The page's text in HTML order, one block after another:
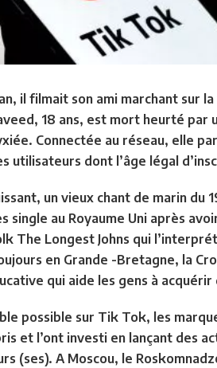
il filmait son ami marchant sur
18 ans, est mort heurté par
Connectée au réseau, elle
utilisateurs dont l’âge légal
un vieux chant de marin du
single au Royaume Uni après
The Longest Johns qui
en Grande -Bretagne, la
qui aide les gens à
possible sur Tik Tok, les
et l’ont investi en lançant des
(ses). A Moscou, le